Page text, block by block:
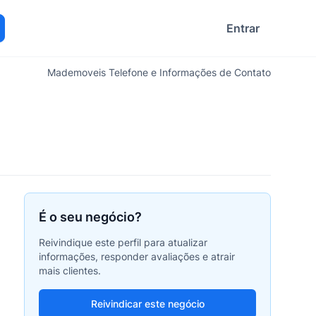
Entrar
Mademoveis Telefone e Informações de Contato
É o seu negócio?
Reivindique este perfil para atualizar
informações, responder avaliações e atrair
mais clientes.
Reivindicar este negócio